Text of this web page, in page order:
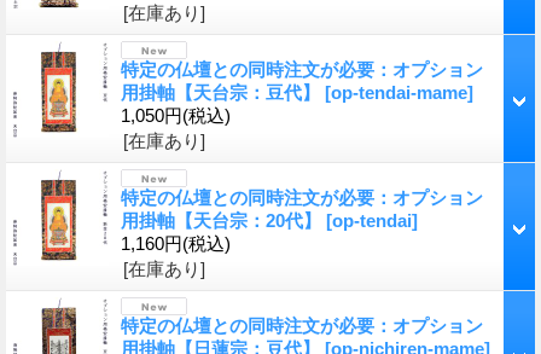
[在庫あり]
特定の仏壇との同時注文が必要：オプション
用掛軸【天台宗：豆代】 [op-tendai-mame]
1,050円(税込)
[在庫あり]
特定の仏壇との同時注文が必要：オプション
用掛軸【天台宗：20代】 [op-tendai]
1,160円(税込)
[在庫あり]
特定の仏壇との同時注文が必要：オプション
用掛軸【日蓮宗：豆代】 [op-nichiren-mame]